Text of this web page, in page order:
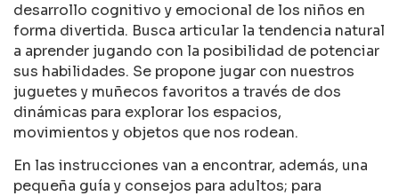
desarrollo cognitivo y emocional de los niños en
forma divertida. Busca articular la tendencia natural
a aprender jugando con la posibilidad de potenciar
sus habilidades. Se propone jugar con nuestros
juguetes y muñecos favoritos a través de dos
dinámicas para explorar los espacios,
movimientos y objetos que nos rodean.
En las instrucciones van a encontrar, además, una
pequeña guía y consejos para adultos; para